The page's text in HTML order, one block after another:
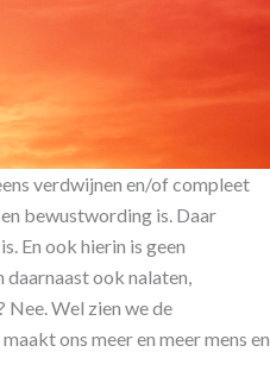
verdwijnen en/of compleet
bewustwording is. Daar
En ook hierin is geen
ook nalaten,
Wel zien we de
ons meer en meer mens en